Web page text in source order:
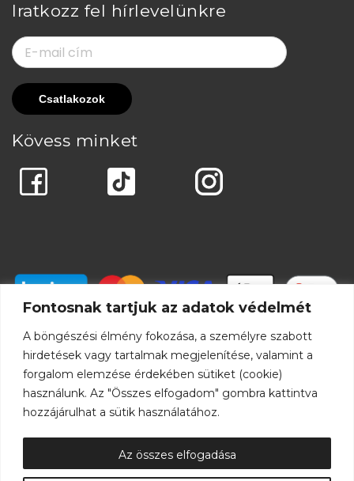
Fontosnak tartjuk az adatok védelmét
A böngészési élmény fokozása, a személyre szabott
hirdetések vagy tartalmak megjelenítése, valamint a
forgalom elemzése érdekében sütiket (cookie)
használunk. Az "Összes elfogadom" gombra kattintva
hozzájárulhat a sütik használatához.
Az összes elfogadása
Iratkozz fel hírlevelünkre
Kövess minket